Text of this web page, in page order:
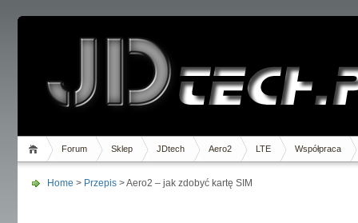
Forum Sklep JDtech Aero2 LTE Współpraca
Home > Przepis > Aero2 – jak zdobyć kartę SIM